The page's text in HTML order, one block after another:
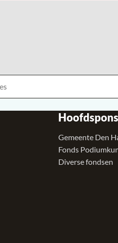
Gemeente Den
Fonds
Diverse fondsen